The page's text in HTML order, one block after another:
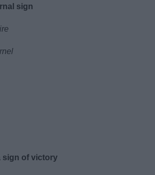
sign
sign of victory